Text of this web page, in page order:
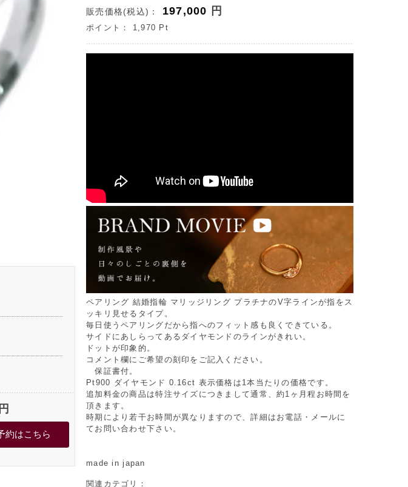
円
販売価格(税込)： 197,000 円
ポイント： 1,970 Pt
ペアリング 結婚指輪 マリッジリング プラチナのV字ラインが指をス
ッキリ見せるタイプ。
毎日使うペアリングだから指へのフィット感も良くできている。
サイドにあしらってあるダイヤモンドのラインがきれい。
ドットが印象的。
コメント欄にご希望の刻印をご記入ください。
保証書付。
Pt900 ダイヤモンド 0.16ct 表示価格は1本当たりの価格です。
追加料金の商品は特注サイズにつきまして通常、約1ヶ月程お時間を
頂きます。
時期により若干お時間が異なりますので、詳細はお電話・メールに
てお問い合わせ下さい。
made in japan
関連カテゴリ：